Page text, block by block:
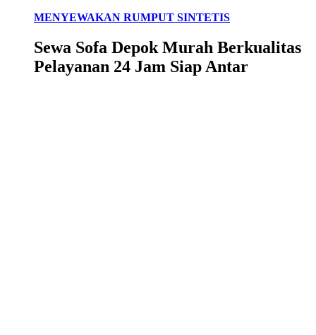
MENYEWAKAN RUMPUT SINTETIS
Sewa Sofa Depok Murah Berkualitas
Pelayanan 24 Jam Siap Antar